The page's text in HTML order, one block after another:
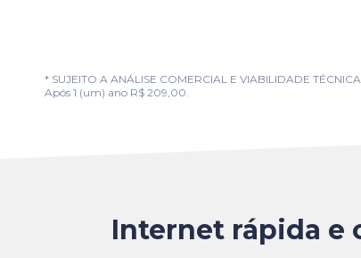
* SUJEITO A ANÁLISE COMERCIAL E VIABILIDADE
Após 1 (um) ano R$ 209,00.
Internet rápida e